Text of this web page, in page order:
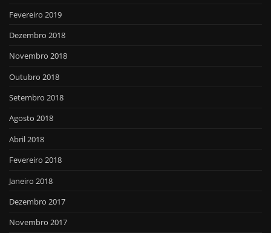
Fevereiro 2019
Dezembro 2018
Novembro 2018
Outubro 2018
Setembro 2018
Agosto 2018
Abril 2018
Fevereiro 2018
Janeiro 2018
Dezembro 2017
Novembro 2017